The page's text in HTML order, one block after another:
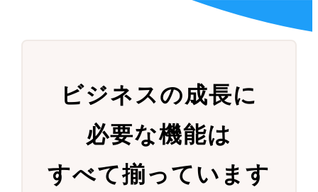
ビジネスの成長に
必要な機能は
すべて揃っています